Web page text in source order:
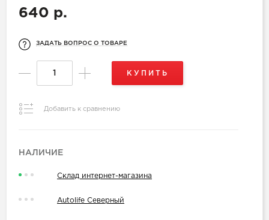
640 р.
ЗАДАТЬ ВОПРОС О ТОВАРЕ
КУПИТЬ
Добавить к сравнению
НАЛИЧИЕ
Склад интернет-магазина
Autolife Северный